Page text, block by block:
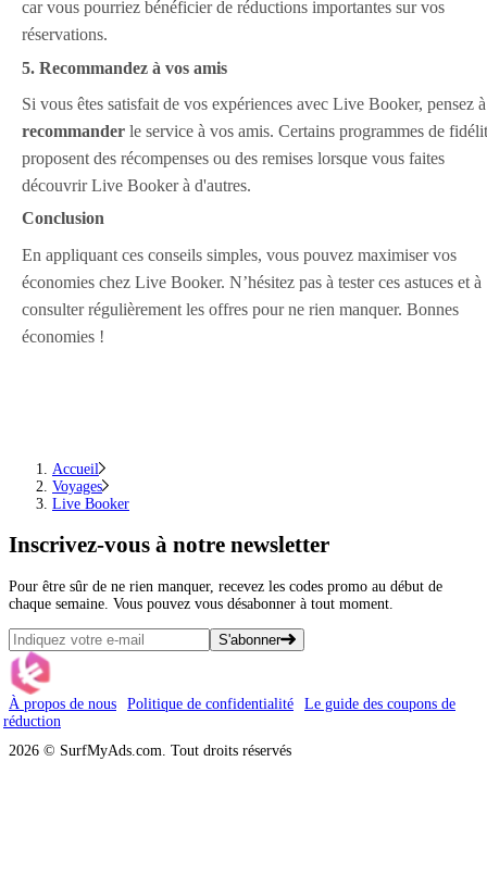
car vous pourriez bénéficier de réductions importantes sur vos
réservations.
5. Recommandez à vos amis
Si vous êtes satisfait de vos expériences avec Live Booker, pensez à
recommander le service à vos amis. Certains programmes de
proposent des récompenses ou des remises lorsque vous faites
découvrir Live Booker à d'autres.
Conclusion
En appliquant ces conseils simples, vous pouvez maximiser vos
économies chez Live Booker. N’hésitez pas à tester ces astuces et à
consulter régulièrement les offres pour ne rien manquer. Bonnes
économies !
Accueil
Voyages
Live Booker
Inscrivez-vous à notre newsletter
Pour être sûr de ne rien manquer, recevez les codes promo au début de
chaque semaine. Vous pouvez vous désabonner à tout moment.
S'abonner
À propos de nous Politique de confidentialité
Le guide des coupons de
réduction
2026 © SurfMyAds.com. Tout droits réservés